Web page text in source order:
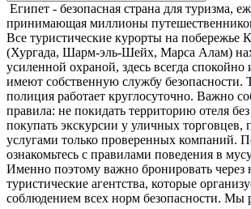
Египет - безопасная страна для туризма,
принимающая миллионы
Все туристические курорты на побережье
(Хургада, Шарм-эль-Шейх, Марса Алам)
усиленной охраной, здесь всегда
имеют собственную службу безопасности.
полиция работает круглосуточно. Важно
правила: не покидать территорию отеля
покупать экскурсии у уличных торговцев,
услугами только проверенных компаний.
ознакомьтесь с правилами поведения в
Именно поэтому важно бронировать через
туристические агентства, которые
соблюдением всех норм безопасности. Мы